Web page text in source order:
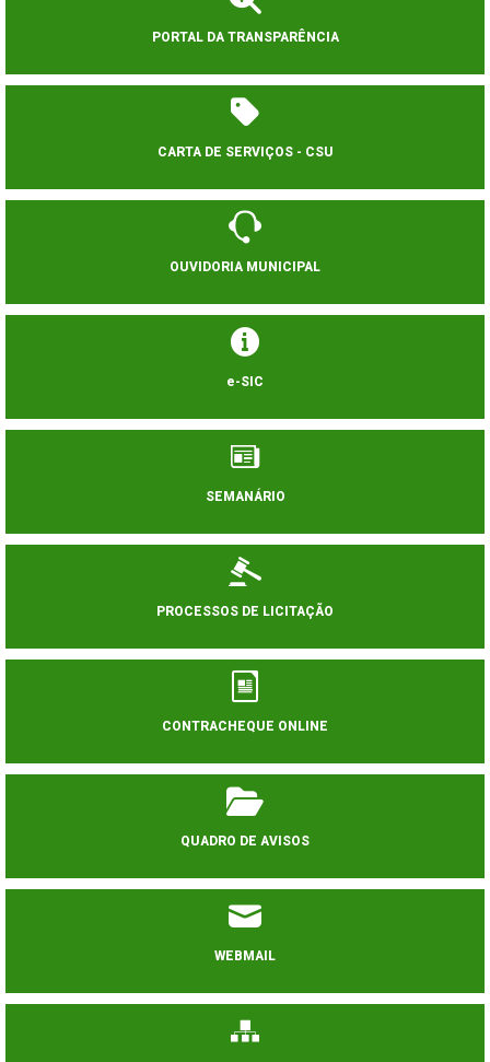
PORTAL DA TRANSPARÊNCIA
CARTA DE SERVIÇOS - CSU
OUVIDORIA MUNICIPAL
e-SIC
SEMANÁRIO
PROCESSOS DE LICITAÇÃO
CONTRACHEQUE ONLINE
QUADRO DE AVISOS
WEBMAIL